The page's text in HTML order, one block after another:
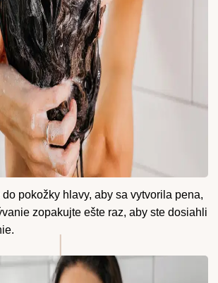
pokožky hlavy, aby sa vytvorila pena,
zopakujte ešte raz, aby ste dosiahli